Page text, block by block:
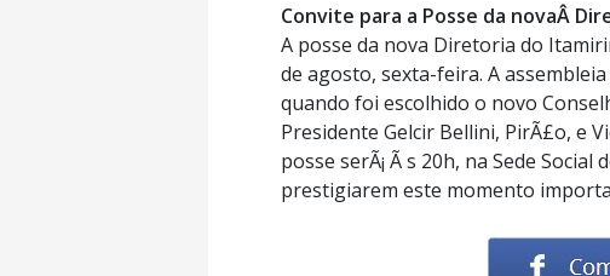
Convite para a Posse da novaÂ
A posse da nova Diretoria do
de agosto, sexta-feira. A
quando foi escolhido o novo
Presidente Gelcir Bellini, PirÃ£o, e
posse serÃ¡ Ã s 20h, na Sede
prestigiarem este momento